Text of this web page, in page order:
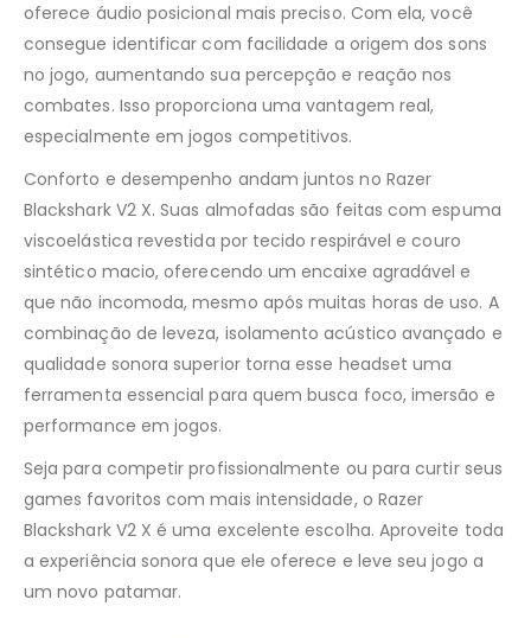
oferece áudio posicional mais preciso. Com ela, você
consegue identificar com facilidade a origem dos sons
no jogo, aumentando sua percepção e reação nos
combates. Isso proporciona uma vantagem real,
especialmente em jogos competitivos.
Conforto e desempenho andam juntos no Razer
Blackshark V2 X. Suas almofadas são feitas com espuma
viscoelástica revestida por tecido respirável e couro
sintético macio, oferecendo um encaixe agradável e
que não incomoda, mesmo após muitas horas de uso. A
combinação de leveza, isolamento acústico avançado e
qualidade sonora superior torna esse headset uma
ferramenta essencial para quem busca foco, imersão e
performance em jogos.
Seja para competir profissionalmente ou para curtir seus
games favoritos com mais intensidade, o Razer
Blackshark V2 X é uma excelente escolha. Aproveite toda
a experiência sonora que ele oferece e leve seu jogo a
um novo patamar.